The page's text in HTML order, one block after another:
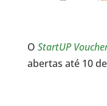
O StartUP
abertas até 10